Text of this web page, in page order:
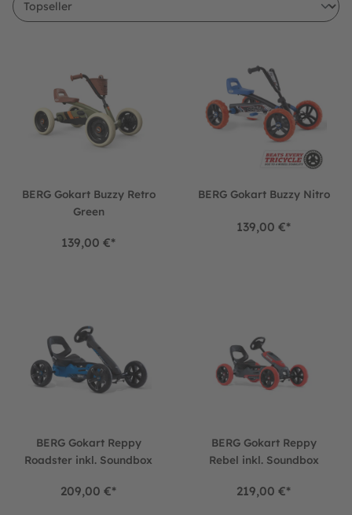
BERG Gokart Buzzy Retro
Green
139,00 €*
BERG Gokart Buzzy Nitro
139,00 €*
BERG Gokart Reppy
Roadster inkl. Soundbox
209,00 €*
BERG Gokart Reppy
Rebel inkl. Soundbox
219,00 €*